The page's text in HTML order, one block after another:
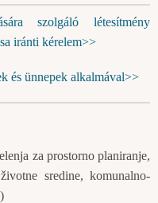
szolgáló létesítmény
iránti kérelem>>
és ünnepek alkalmával>>
za prostorno planiranje,
sredine, komunalno-